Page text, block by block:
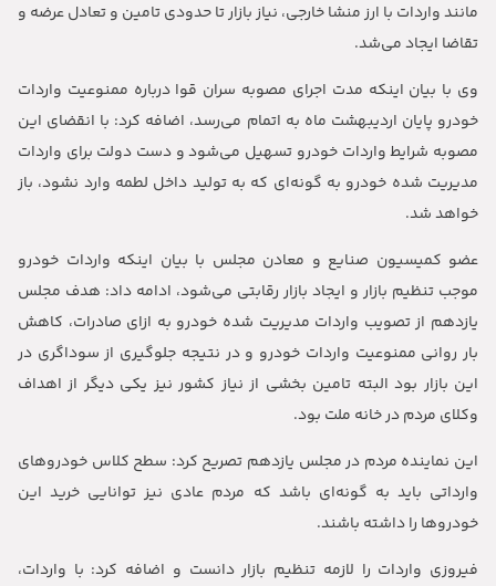
مانند واردات با ارز منشا خارجی، نیاز بازار تا حدودی تامین و تعادل عرضه و
تقاضا ایجاد می‌شد.
وی با بیان اینکه مدت اجرای مصوبه سران قوا درباره ممنوعیت واردات
خودرو پایان اردیبهشت ماه به اتمام می‌رسد، اضافه کرد: با انقضای این
مصوبه شرایط واردات خودرو تسهیل می‌شود و دست دولت برای واردات
مدیریت شده خودرو به گونه‌ای که به تولید داخل لطمه وارد نشود، باز
خواهد شد.
عضو کمیسیون صنایع و معادن مجلس با بیان اینکه واردات خودرو
موجب تنظیم بازار و ایجاد بازار رقابتی می‌شود، ادامه داد: هدف مجلس
یازدهم از تصویب واردات مدیریت شده خودرو به ازای صادرات، کاهش
بار روانی ممنوعیت واردات خودرو و در نتیجه جلوگیری از سوداگری در
این بازار بود البته تامین بخشی از نیاز کشور نیز یکی دیگر از اهداف
وکلای مردم در خانه ملت بود.
این نماینده مردم در مجلس یازدهم تصریح کرد: سطح کلاس خودروهای
وارداتی باید به گونه‌ای باشد که مردم عادی نیز توانایی خرید این
خودروها را داشته باشند.
فیروزی واردات را لازمه تنظیم بازار دانست و اضافه کرد: با واردات،